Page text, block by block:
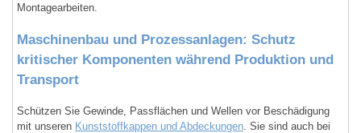
Montagearbeiten.
Maschinenbau und Prozessanlagen: Schutz
kritischer Komponenten während Produktion und
Transport
Schützen Sie Gewinde, Passflächen und Wellen vor Beschädigung
mit unseren Kunststoffkappen und Abdeckungen . Sie sind auch bei